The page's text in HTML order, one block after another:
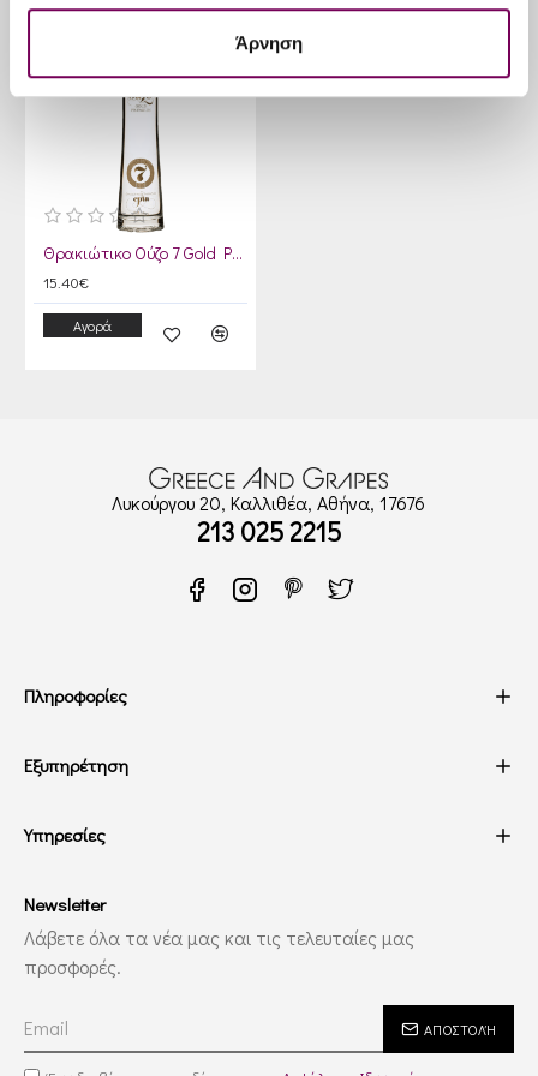
Άρνηση
Θρακιώτικο Ούζο 7 Gold Premium
15.40€
Αγορά
Λυκούργου 20, Καλλιθέα, Αθήνα, 17676
213 025 2215
Πληροφορίες
Εξυπηρέτηση
Υπηρεσίες
Newsletter
Λάβετε όλα τα νέα μας και τις τελευταίες μας
προσφορές.
ΑΠΟΣΤΟΛΉ